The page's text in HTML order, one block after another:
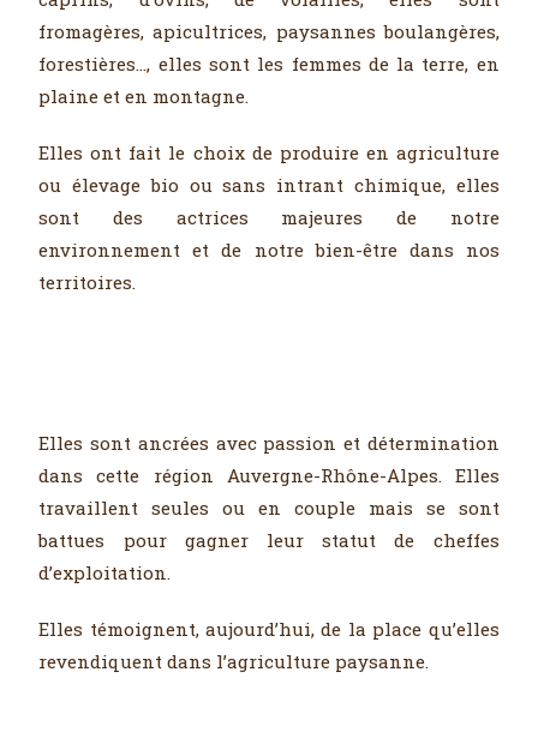
fromagères, apicultrices, paysannes boulangères,
forestières…, elles sont les femmes de la terre, en
plaine et en montagne.
Elles ont fait le choix de produire en agriculture
ou élevage bio ou sans intrant chimique, elles
sont des actrices majeures de notre
environnement et de notre bien-être dans nos
territoires.
Elles sont ancrées avec passion et détermination
dans cette région Auvergne-Rhône-Alpes. Elles
travaillent seules ou en couple mais se sont
battues pour gagner leur statut de cheffes
d’exploitation.
Elles témoignent, aujourd’hui, de la place qu’elles
revendiquent dans l’agriculture paysanne.